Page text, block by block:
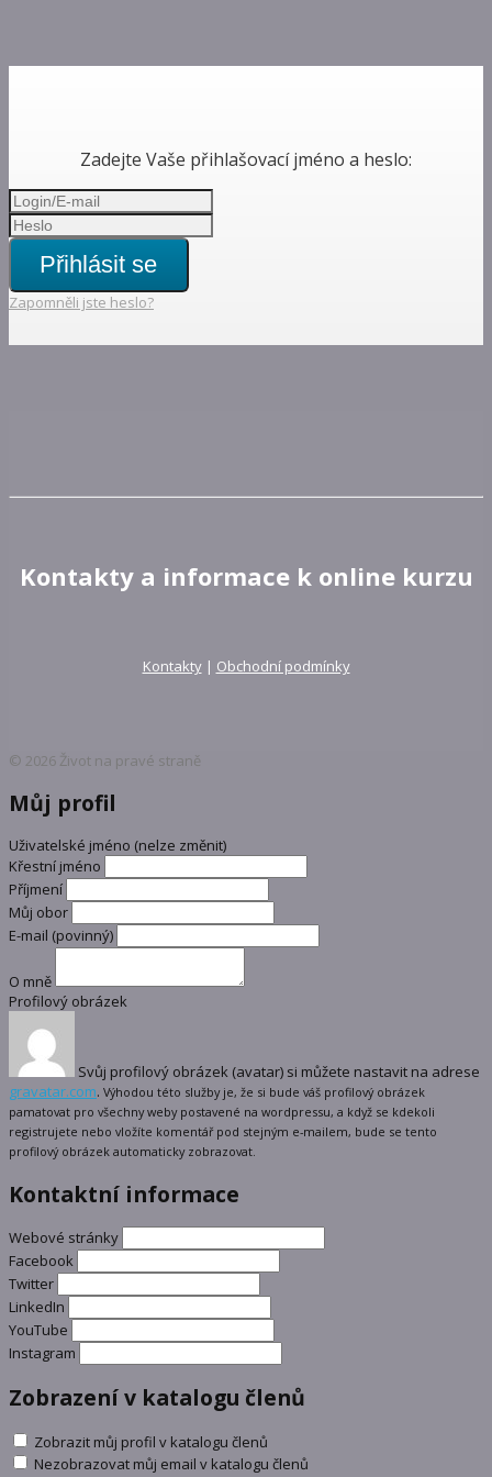
Zadejte Vaše přihlašovací jméno a heslo:
Přihlásit se
Zapomněli jste heslo?
Kontakty a informace k online kurzu
Kontakty| Obchodní podmínky
© 2026 Život na pravé straně
Můj profil
Uživatelské jméno (nelze změnit)
Křestní jméno
Příjmení
Můj obor
E-mail (povinný)
O mně
Profilový obrázek
Svůj profilový obrázek (avatar) si můžete nastavit na adrese
gravatar.com. Výhodou této služby je, že si bude váš profilový obrázek
pamatovat pro všechny weby postavené na wordpressu, a když se kdekoli
registrujete nebo vložíte komentář pod stejným e-mailem, bude se tento
profilový obrázek automaticky zobrazovat.
Kontaktní informace
Webové stránky
Facebook
Twitter
LinkedIn
YouTube
Instagram
Zobrazení v katalogu členů
Zobrazit můj profil v katalogu členů
Nezobrazovat můj email v katalogu členů